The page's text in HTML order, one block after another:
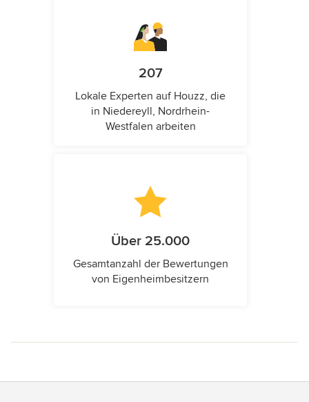
207
Lokale Experten auf Houzz, die
in Niedereyll, Nordrhein-
Westfalen arbeiten
Über 25.000
Gesamtanzahl der Bewertungen
von Eigenheimbesitzern